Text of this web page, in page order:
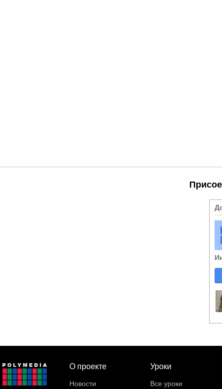
О проекте
Новости
Уроки
Все уроки